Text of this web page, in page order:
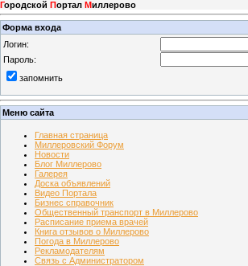
Городской Портал Миллерово
Форма входа
Логин:
Пароль:
запомнить
Меню сайта
Главная страница
Миллеровский Форум
Новости
Блог Миллерово
Галерея
Доска объявлений
Видео Портала
Бизнес справочник
Общественный транспорт в Миллерово
Расписание приема врачей
Книга отзывов о Миллерово
Погода в Миллерово
Рекламодателям
Связь с Администратором